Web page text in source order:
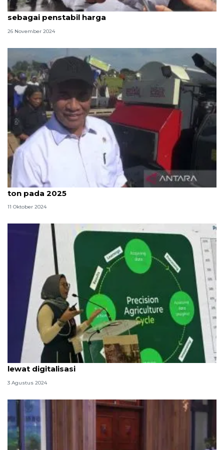
Wamentan: Transformasi Bulog jadi badan otonom
sebagai penstabil harga
26 November 2024
Mentan targetkan produksi beras di Sulsel 32 juta
ton pada 2025
11 Oktober 2024
Kisah ID FOOD tingkatkan kinerja komoditas gula
lewat digitalisasi
3 Agustus 2024